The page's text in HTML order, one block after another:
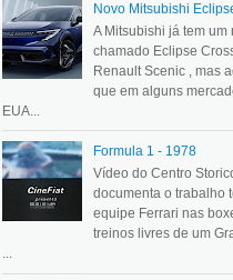
Novo Mitsubishi
A Mitsubishi já tem um
chamado Eclipse
Renault Scenic , mas
que em alguns
EUA...
Formula 1 - 1978
Vídeo do Centro
documenta o trabalho
equipe Ferrari nas
treinos livres de um
...